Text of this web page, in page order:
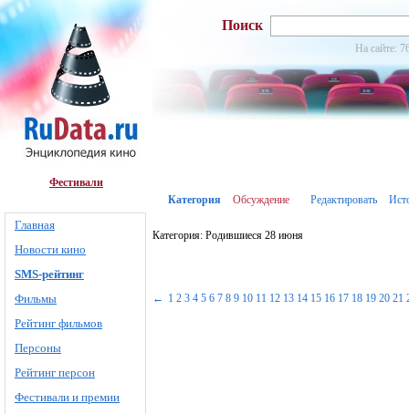
Фестивали
Главная
Новости кино
SMS-рейтинг
Фильмы
Рейтинг фильмов
Персоны
Рейтинг персон
Фестивали и премии
Поиск
На сайте:
Категория Обсуждение Редактировать
Категория: Родившиеся 28 июня
← 1 2 3 4 5 6 7 8 9 10 11 12 13 14 15 16 17 18 19 20 21